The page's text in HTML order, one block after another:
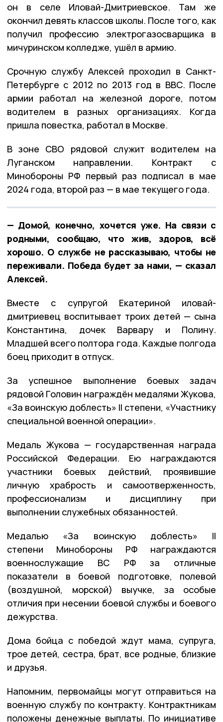
он в селе Иловай-Дмитриевское. Там же
окончил девять классов школы. После того, как
получил профессию электрогазосварщика в
мичуринском колледже, ушёл в армию.
Срочную службу Алексей проходил в Санкт-
Петербурге с 2012 по 2013 год в ВВС. После
армии работал на железной дороге, потом
водителем в разных организациях. Когда
пришла повестка, работал в Москве.
В зоне СВО рядовой служит водителем на
Луганском направлении. Контракт с
Минобороны РФ первый раз подписал в мае
2024 года, второй раз — в мае текущего года.
— Домой, конечно, хочется уже. На связи с
родными, сообщаю, что жив, здоров, всё
хорошо. О службе не рассказываю, чтобы не
переживали. Победа будет за нами, — сказал
Алексей.
Вместе с супругой Екатериной иловай-
дмитриевец воспитывает троих детей — сына
Константина, дочек Варвару и Полину.
Младшей всего полтора года. Каждые полгода
боец приходит в отпуск.
За успешное выполнение боевых задач
рядовой Головин награждён медалями Жукова,
«За воинскую доблесть» II степени, «Участнику
специальной военной операции».
Медаль Жукова — государственная награда
Российской Федерации. Ею награждаются
участники боевых действий, проявившие
личную храбрость и самоотверженность,
профессионализм и дисциплину при
выполнении служебных обязанностей.
Медалью «За воинскую доблесть» II
степени Минобороны РФ награждаются
военнослужащие ВС РФ за отличные
показатели в боевой подготовке, полевой
(воздушной, морской) выучке, за особые
отличия при несении боевой службы и боевого
дежурства.
Дома бойца с победой ждут мама, супруга,
трое детей, сестра, брат, все родные, близкие
и друзья.
Напомним, первомайцы могут отправиться на
военную службу по контракту. Контрактникам
положены денежные выплаты. По инициативе